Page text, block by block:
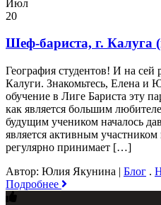
Июл
20
Шеф-бариста, г. Калуга
География студентов! И на сей
Калуги. Знакомьтесь, Елена
обучение в Лиге Бариста эту
как является большим
будущим учеником началось
является активным
регулярно принимает […]
Автор: Юлия Якунина | Блог .
Подробнее